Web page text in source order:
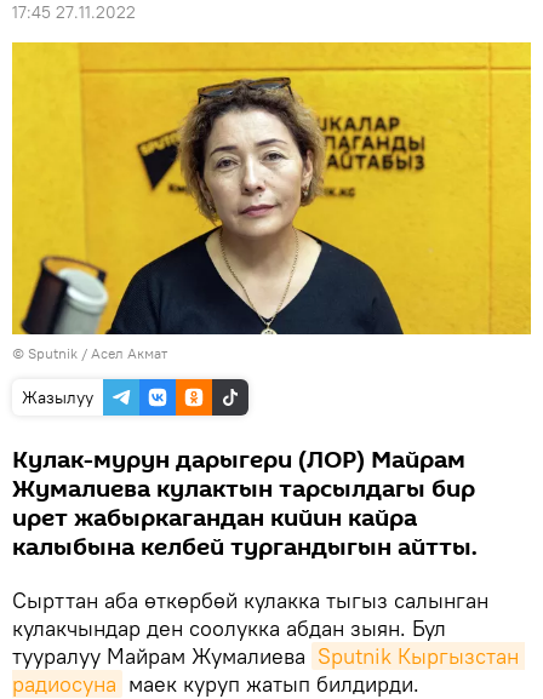
17:45 27.11.2022
© Sputnik / Асел Акмат
Жазылуу
Кулак-мурун дарыгери (ЛОР) Майрам
Жумалиева кулактын тарсылдагы бир
ирет жабыркагандан кийин кайра
калыбына келбей тургандыгын айтты.
Сырттан аба өткөрбөй кулакка тыгыз салынган
кулакчындар ден соолукка абдан зыян. Бул
тууралуу Майрам Жумалиева Sputnik Кыргызстан
радиосуна маек куруп жатып билдирди.